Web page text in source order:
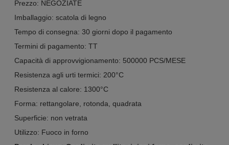
Prezzo: NEGOZIATE
Imballaggio: scatola di legno
Tempo di consegna: 30 giorni dopo il pagamento
Termini di pagamento: TT
Capacità di approvvigionamento: 500000 PCS/MESE
Resistenza agli urti termici: 200°C
Resistenza al calore: 1300°C
Forma: rettangolare, rotonda, quadrata
Superficie: non vetrata
Utilizzo: Fuoco in forno